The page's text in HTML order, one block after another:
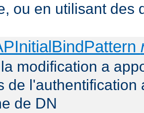
ou en utilisant des
modification a
de
de DN